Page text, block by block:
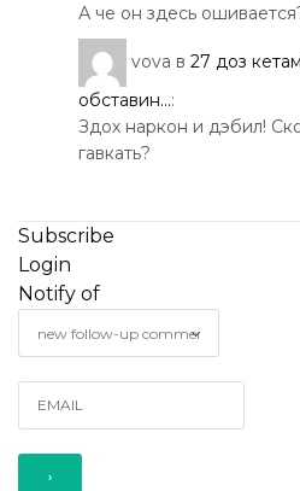
А че он здесь
vova в 27 доз
обставин...:
Здох наркон и дэбил!
гавкать?
Subscribe
Login
Notify of